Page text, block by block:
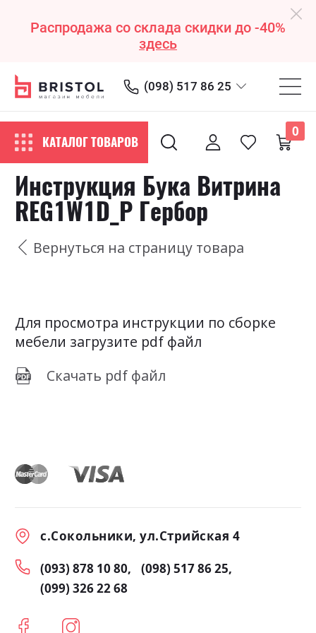
Распродажа со склада скидки до -40%
здесь
(098) 517 86 25
КАТАЛОГ ТОВАРОВ
0
Инструкция Бука Витрина
REG1W1D_P Гербор
Вернуться на страницу товара
Для просмотра инструкции по сборке
мебели загрузите pdf файл
Скачать pdf файл
с.Сокольники, ул.Стрийская 4
(093) 878 10 80
(098) 517 86 25
(099) 326 22 68